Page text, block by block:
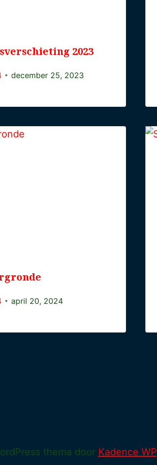
2023
december 25, 2023
april 20, 2024
thema door Kadence WP